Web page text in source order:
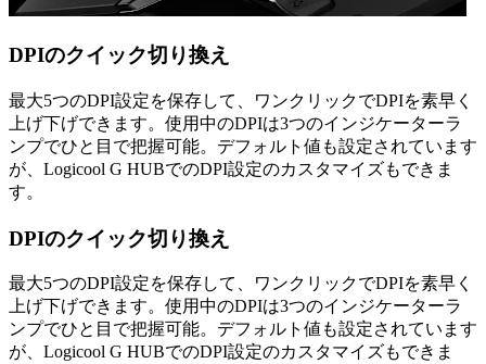
DPIのクイック切り換え
最大5つのDPI設定を保存して、ワンクリックでDPIを素早く
上げ下げできます。使用中のDPIは3つのインジケーターラ
ンプでひと目で把握可能。デフォルト値も設定されています
が、Logicool G HUBでのDPI設定のカスタマイズもできま
す。
DPIのクイック切り換え
最大5つのDPI設定を保存して、ワンクリックでDPIを素早く
上げ下げできます。使用中のDPIは3つのインジケーターラ
ンプでひと目で把握可能。デフォルト値も設定されています
が、Logicool G HUBでのDPI設定のカスタマイズもできま